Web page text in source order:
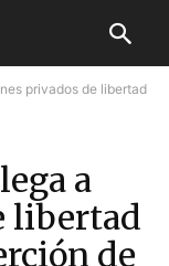
privados de libertad
a
libertad
de